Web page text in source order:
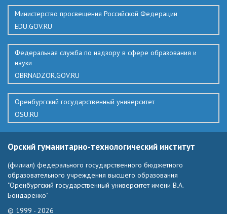
Министерство просвещения Российской Федерации
EDU.GOV.RU
Федеральная служба по надзору в сфере образования и
науки
OBRNADZOR.GOV.RU
Оренбургский государственный университет
OSU.RU
Орский гуманитарно-технологический институт
(филиал) федерального государственного бюджетного
образовательного учреждения высшего образования
"Оренбургский государственный университет имени В.А.
Бондаренко"
© 1999 - 2026